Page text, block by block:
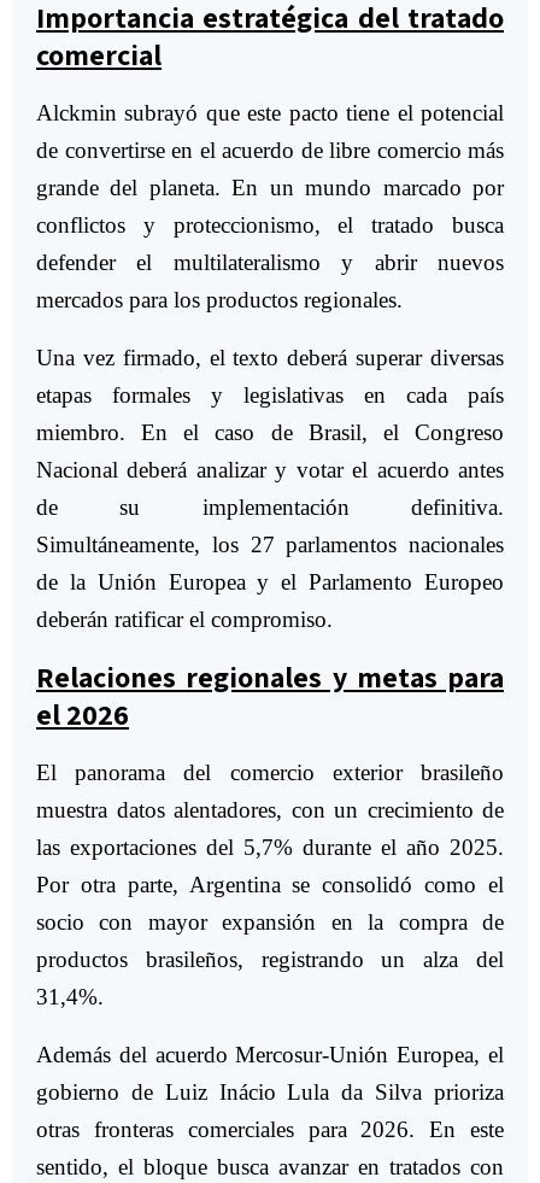
Importancia estratégica del tratado
comercial
Alckmin subrayó que este pacto tiene el potencial
de convertirse en el acuerdo de libre comercio más
grande del planeta. En un mundo marcado por
conflictos y proteccionismo, el tratado busca
defender el multilateralismo y abrir nuevos
mercados para los productos regionales.
Una vez firmado, el texto deberá superar diversas
etapas formales y legislativas en cada país
miembro. En el caso de Brasil, el Congreso
Nacional deberá analizar y votar el acuerdo antes
de su implementación definitiva.
Simultáneamente, los 27 parlamentos nacionales
de la Unión Europea y el Parlamento Europeo
deberán ratificar el compromiso.
Relaciones regionales y metas para
el 2026
El panorama del comercio exterior brasileño
muestra datos alentadores, con un crecimiento de
las exportaciones del 5,7% durante el año 2025.
Por otra parte, Argentina se consolidó como el
socio con mayor expansión en la compra de
productos brasileños, registrando un alza del
31,4%.
Además del acuerdo Mercosur-Unión Europea, el
gobierno de Luiz Inácio Lula da Silva prioriza
otras fronteras comerciales para 2026. En este
sentido, el bloque busca avanzar en tratados con